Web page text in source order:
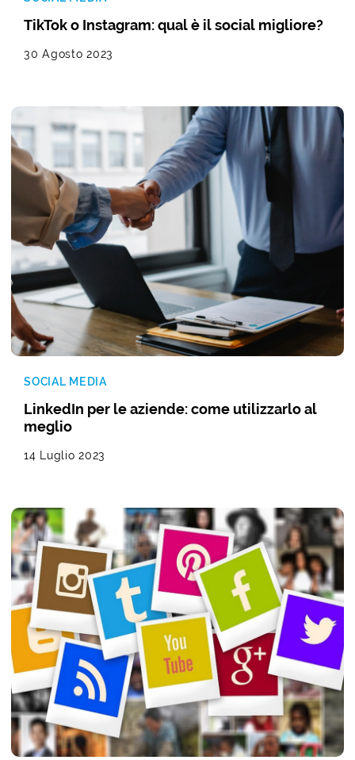
TikTok o Instagram: qual è il social migliore?
30 Agosto 2023
SOCIAL MEDIA
LinkedIn per le aziende: come utilizzarlo al
meglio
14 Luglio 2023